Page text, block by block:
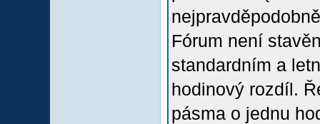
Fórum není
standardním a
hodinový rozdíl.
pásma o jednu